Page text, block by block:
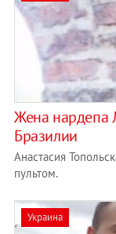
Жена нардепа
Бразилии
Анастасия
пультом.
Украина